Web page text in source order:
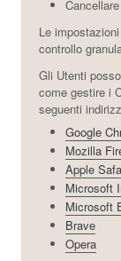
Le
controllo
Gli Utenti
come gestire i
seguenti
Google
Mozilla
Apple
Microsoft
Microsoft
Brave
Opera